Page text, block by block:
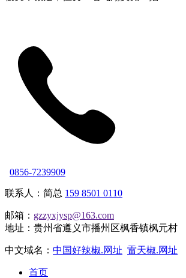
0856-7239909
联系人：简总 159 8501 0110
邮箱： gzzyxjysp@163.com
地址：贵州省遵义市播州区枫香镇枫元村
中文域名： 中国好辣椒.网址 雷天椒.网址
首页